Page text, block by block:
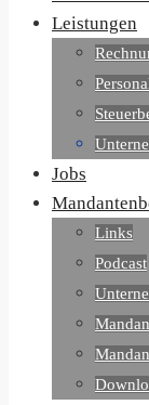
Leistungen
Jobs
Links
Podcast